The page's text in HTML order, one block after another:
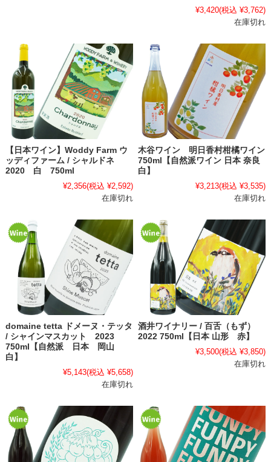
¥3,420(税込 ¥3,762)
在庫切れ
【日本ワイン】Woddy Farm ウ
ッディファーム / シャルドネ
2020 白 750ml
¥2,356(税込 ¥2,592)
在庫切れ
木谷ワイン 明日香村柑橘ワイン
750ml【自然派ワイン 日本 奈良
白】
¥3,213(税込 ¥3,535)
在庫切れ
domaine tetta ドメーヌ・テッタ
/ シャインマスカット 2023
750ml【自然派 日本 岡山
白】
¥5,143(税込 ¥5,658)
在庫切れ
酒井ワイナリー / 百舌（もず）
2022 750ml【日本 山形 赤】
¥3,500(税込 ¥3,850)
在庫切れ